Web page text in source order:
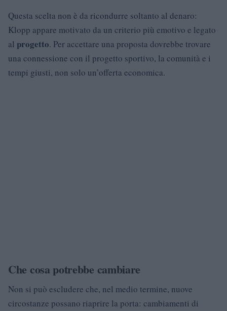
Questa scelta non è da ricondurre soltanto al denaro:
Klopp appare motivato da un criterio più emotivo e legato
al progetto. Per accettare una proposta dovrebbe trovare
una connessione con il progetto sportivo, la comunità e i
tempi giusti, non solo un’offerta economica.
Che cosa potrebbe cambiare
Non si può escludere che, nel medio termine, nuove
circostanze possano riaprire la porta: cambiamenti di